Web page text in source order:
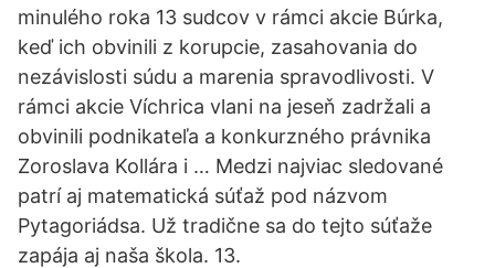
minulého roka 13 sudcov v rámci akcie Búrka,
keď ich obvinili z korupcie, zasahovania do
nezávislosti súdu a marenia spravodlivosti. V
rámci akcie Víchrica vlani na jeseň zadržali a
obvinili podnikateľa a konkurzného právnika
Zoroslava Kollára i … Medzi najviac sledované
patrí aj matematická súťaž pod názvom
Pytagoriádsa. Už tradične sa do tejto súťaže
zapája aj naša škola. 13.